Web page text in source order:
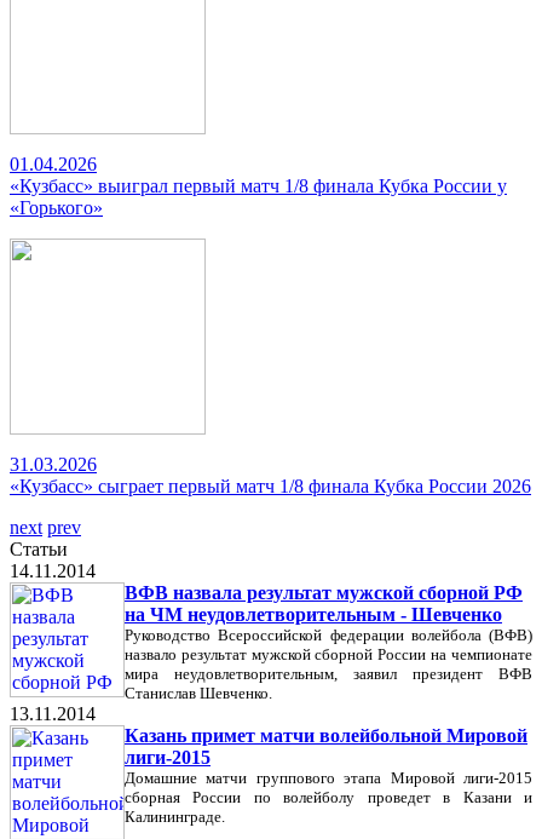
01.04.2026
«Кузбасс» выиграл первый матч 1/8 финала Кубка России у
«Горького»
31.03.2026
«Кузбасс» сыграет первый матч 1/8 финала Кубка России 2026
next prev
Статьи
14.11.2014
ВФВ назвала результат мужской сборной РФ
на ЧМ неудовлетворительным - Шевченко
Руководство Всероссийской федерации волейбола (ВФВ)
назвало результат мужской сборной России на чемпионате
мира неудовлетворительным, заявил президент ВФВ
Станислав Шевченко.
13.11.2014
Казань примет матчи волейбольной Мировой
лиги-2015
Домашние матчи группового этапа Мировой лиги-2015
сборная России по волейболу проведет в Казани и
Калининграде.